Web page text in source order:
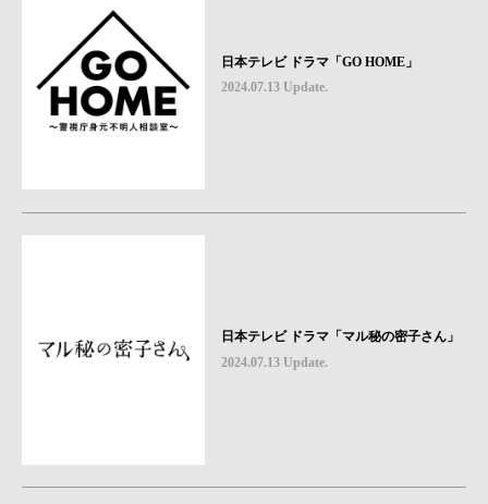
日本テレビ ドラマ「GO HOME」
2024.07.13 Update.
日本テレビ ドラマ「マル秘の密子さん」
2024.07.13 Update.